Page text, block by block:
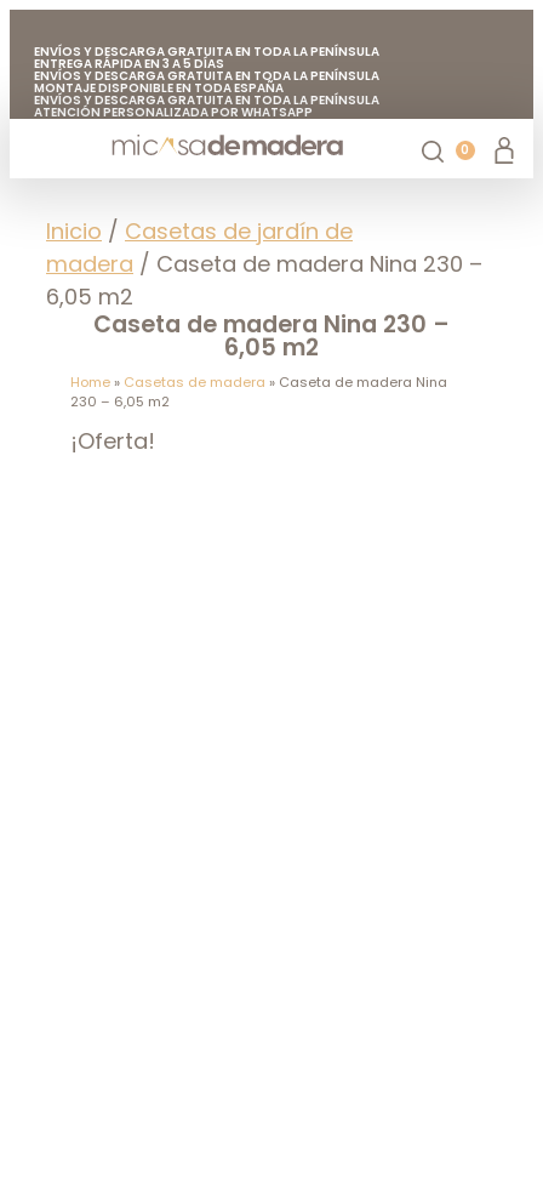
ENVÍOS Y DESCARGA GRATUITA EN TODA LA PENÍNSULA
ENTREGA RÁPIDA EN 3 A 5 DÍAS
ENVÍOS Y DESCARGA GRATUITA EN TODA LA PENÍNSULA
MONTAJE DISPONIBLE EN TODA ESPAÑA
ENVÍOS Y DESCARGA GRATUITA EN TODA LA PENÍNSULA
ATENCIÓN PERSONALIZADA POR WHATSAPP
FABRICADO EN EUROPA CON MADERA DE CALIDAD
ENVÍOS Y DESCARGA GRATUITA EN TODA LA PENÍNSULA
0
Inicio / Casetas de jardín de
madera / Caseta de madera Nina 230 –
6,05 m2
Caseta de madera Nina 230 –
6,05 m2
Home» Casetas de madera » Caseta de madera Nina
230 – 6,05 m2
¡Oferta!